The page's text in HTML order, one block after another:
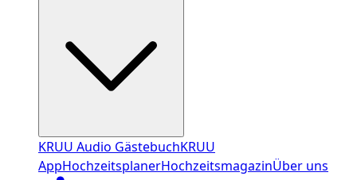
KRUU Audio GästebuchKRUU
AppHochzeitsplanerHochzeitsmagazinÜber uns